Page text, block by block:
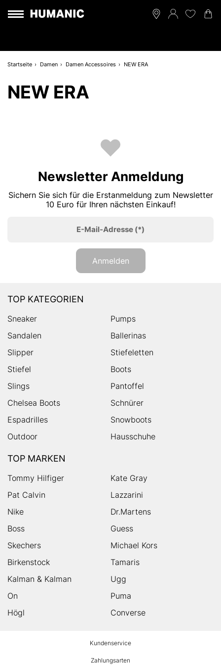
Startseite Damen Damen Accessoires NEW ERA
NEW ERA
Newsletter Anmeldung
Sichern Sie sich für die Erstanmeldung zum Newsletter
10 Euro für Ihren nächsten Einkauf!
E-Mail-Adresse (*)
Anmelden
TOP KATEGORIEN
Sneaker
Pumps
Sandalen
Ballerinas
Slipper
Stiefeletten
Stiefel
Boots
Slings
Pantoffel
Chelsea Boots
Schnürer
Espadrilles
Snowboots
Outdoor
Hausschuhe
TOP MARKEN
Tommy Hilfiger
Kate Gray
Pat Calvin
Lazzarini
Nike
Dr.Martens
Boss
Guess
Skechers
Michael Kors
Birkenstock
Tamaris
Kalman & Kalman
Ugg
On
Puma
Högl
Converse
Kundenservice
Zahlungsarten